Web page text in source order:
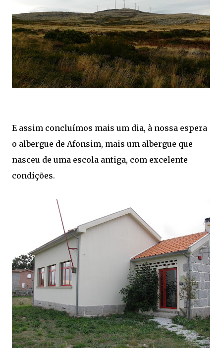
E assim concluímos mais um dia, à nossa espera
o albergue de Afonsim, mais um albergue que
nasceu de uma escola antiga, com excelente
condições.